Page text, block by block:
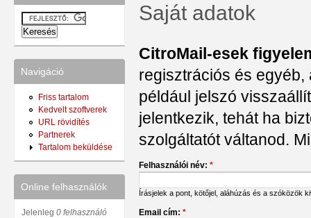
Navigáció
Friss tartalom
Kedvelt szoftverek
URL rövidítés
Partnerek
Tartalom beküldése
Online felhasználók
Jelenleg 0 felhasználó
Saját adatok
CitroMail-esek
regisztrációs és
például jelszó
jelentkezik, tehát ha
szolgáltatót váltanod.
Felhasználói név: *
Írásjelek a pont, kötőjel, aláhúzás és a szóközök
Email cím: *